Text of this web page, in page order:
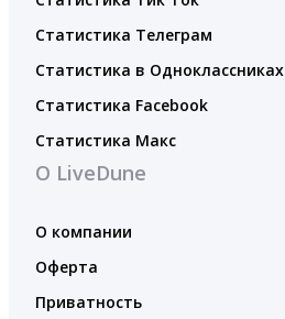
Статистика Телеграм
Статистика в Одноклассниках
Статистика Facebook
Статистика Макс
О LiveDune
О компании
Оферта
Приватность